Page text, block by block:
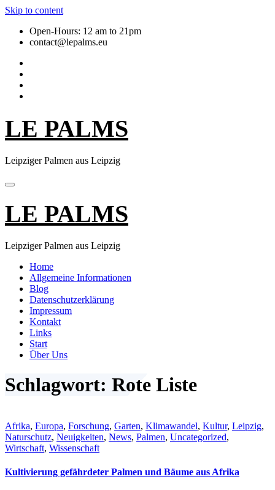
Skip to content
Open-Hours: 12 am to 21pm
contact@lepalms.eu
LE PALMS
Leipziger Palmen aus Leipzig
LE PALMS
Leipziger Palmen aus Leipzig
Home
Allgemeine Informationen
Blog
Datenschutzerklärung
Impressum
Kontakt
Links
Start
Über Uns
Schlagwort: Rote Liste
Afrika, Europa, Forschung, Garten, Klimawandel, Kultur, Leipzig,
Naturschutz, Neuigkeiten, News, Palmen, Uncategorized,
Wirtschaft, Wissenschaft
Kultivierung gefährdeter Palmen und Bäume aus Afrika